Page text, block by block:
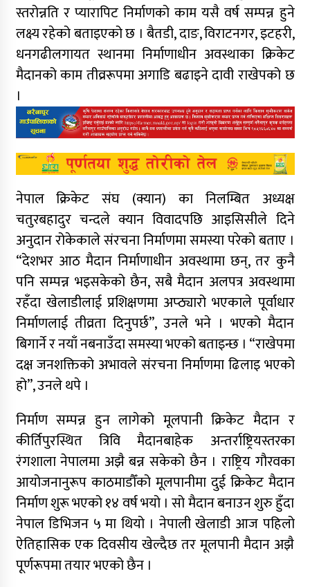
स्तरोन्नति र प्यारापिट निर्माणको काम यसै वर्ष सम्पन्न हुने
लक्ष्य रहेको बताइएको छ । बैतडी, दाङ, विराटनगर, इटहरी,
धनगढीलगायत स्थानमा निर्माणाधीन अवस्थाका क्रिकेट
मैदानको काम तीव्ररूपमा अगाडि बढाइने दावी राखेपको छ
।
नेपाल क्रिकेट संघ (क्यान) का निलम्बित अध्यक्ष
चतुरबहादुर चन्दले क्यान विवादपछि आइसिसीले दिने
अनुदान रोकेकाले संरचना निर्माणमा समस्या परेको बताए ।
“देशभर आठ मैदान निर्माणाधीन अवस्थामा छन्, तर कुनै
पनि सम्पन्न भइसकेको छैन, सबै मैदान अलपत्र अवस्थामा
रहँदा खेलाडीलाई प्रशिक्षणमा अप्ठ्यारो भएकाले पूर्वाधार
निर्माणलाई तीव्रता दिनुपर्छ”, उनले भने । भएको मैदान
बिगार्ने र नयाँ नबनाउँदा समस्या भएको बताइन्छ । “राखेपमा
दक्ष जनशक्तिको अभावले संरचना निर्माणमा ढिलाइ भएको
हो”, उनले थपे ।
निर्माण सम्पन्न हुन लागेको मूलपानी क्रिकेट मैदान र
कीर्तिपुरस्थित त्रिवि मैदानबाहेक अन्तर्राष्ट्रियस्तरका
रंगशाला नेपालमा अझै बन्न सकेको छैन । राष्ट्रिय गौरवका
आयोजनानुरूप काठमाडौँको मूलपानीमा दुई क्रिकेट मैदान
निर्माण शुरू भएको १४ वर्ष भयो । सो मैदान बनाउन शुरु हुँदा
नेपाल डिभिजन ५ मा थियो । नेपाली खेलाडी आज पहिलो
ऐतिहासिक एक दिवसीय खेल्दैछ तर मूलपानी मैदान अझै
पूर्णरूपमा तयार भएको छैन ।